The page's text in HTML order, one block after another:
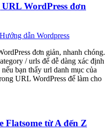
WordPress đơn
Hướng dẫn Wordpress
đơn giản, nhanh chóng.
/ urls để dễ dàng xác định
bạn thấy url danh mục của
URL WordPress để làm cho
Flatsome từ A đến Z